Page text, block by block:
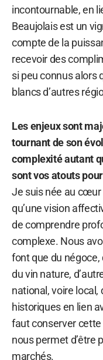
incontournable, en
Beaujolais est un
compte de la
recevoir des
si peu connus alors
blancs d’autres
Les enjeux sont
tournant de son
complexité autant
sont vos atouts
Je suis née au cœur
qu’une vision
de comprendre
complexe. Nous
font que du
du vin nature,
national, voire
historiques en lien
faut conserver cette
nous permet d’être
marchés.